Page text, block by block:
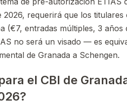
2026, requerirá que los
(€7, entradas múltiples, 3 años
no será un visado — es
de Granada a Schengen.
el CBI de